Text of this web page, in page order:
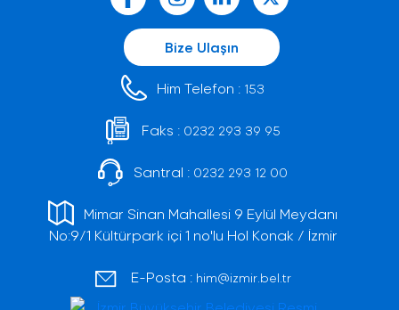
Bize Ulaşın
Him Telefon : 153
Faks : 0232 293 39 95
Santral : 0232 293 12 00
Mimar Sinan Mahallesi 9 Eylül Meydanı
No:9/1 Kültürpark içi 1 no'lu Hol Konak / İzmir
E-Posta : him@izmir.bel.tr